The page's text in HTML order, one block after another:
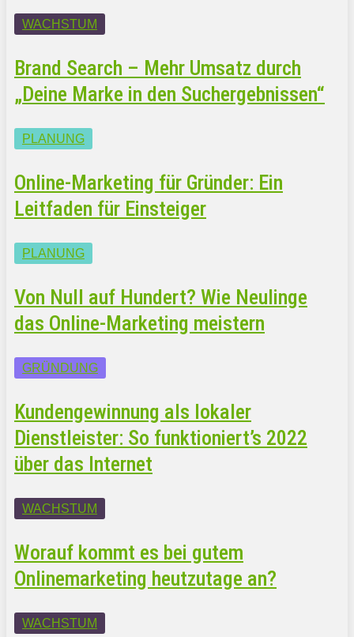
WACHSTUM
Brand Search – Mehr Umsatz durch
„Deine Marke in den Suchergebnissen“
PLANUNG
Online-Marketing für Gründer: Ein
Leitfaden für Einsteiger
PLANUNG
Von Null auf Hundert? Wie Neulinge
das Online-Marketing meistern
GRÜNDUNG
Kundengewinnung als lokaler
Dienstleister: So funktioniert’s 2022
über das Internet
WACHSTUM
Worauf kommt es bei gutem
Onlinemarketing heutzutage an?
WACHSTUM